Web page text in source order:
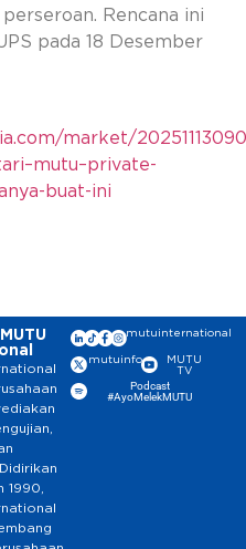
Rencana ini
pada 18 Desember
market/
buat-ini
1990,
mutuinternational
mutuinfo
MUTU
TV
Podcast
#AyoMelekMUTU